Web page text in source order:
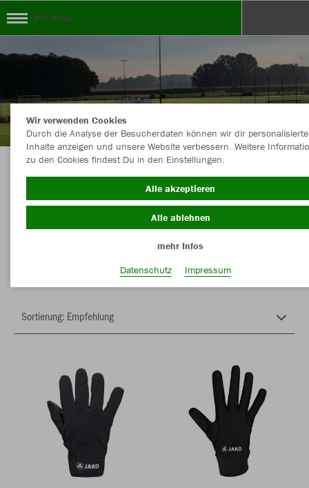
PSV Wesel
Herzlich Willkommen im Teamshop des PSV
Wesel-Lackhausen
Wir verwenden Cookies
Durch die Analyse der Besucherdaten können wir dir personalisierte
Inhalte anzeigen und unsere Website verbessern. Weitere
zu den Cookies findest Du in den Einstellungen.
Alle akzeptieren
Alle ablehnen
mehr Infos
Datenschutz
Impressum